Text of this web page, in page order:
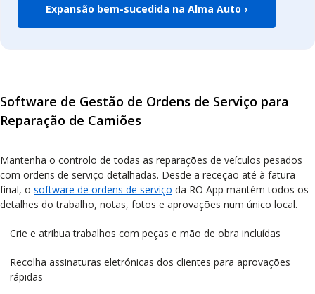
Expansão bem-sucedida na Alma Auto ›
Software de Gestão de Ordens de Serviço para
Reparação de Camiões
Mantenha o controlo de todas as reparações de veículos pesados
com ordens de serviço detalhadas. Desde a receção até à fatura
final, o software de ordens de serviço da RO App mantém todos os
detalhes do trabalho, notas, fotos e aprovações num único local.
Crie e atribua trabalhos com peças e mão de obra incluídas
Recolha assinaturas eletrónicas dos clientes para aprovações
rápidas